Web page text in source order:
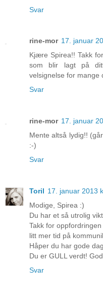
Svar
rine-mor 17. januar
Kjære Spirea!! Takk
som blir lagt på
velsignelse for mange
Svar
rine-mor 17. januar
Mente altså lydig!!
:-)
Svar
Toril 17. januar 2013
Modige, Spirea :)
Du har et så utrolig
Takk for
litt mer tid på
Håper du har gode
Du er GULL verdt!
Svar